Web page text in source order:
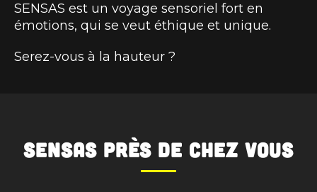
SENSAS est un voyage sensoriel fort en
émotions, qui se veut éthique et unique.
Serez-vous à la hauteur ?
SENSAS près de chez vous